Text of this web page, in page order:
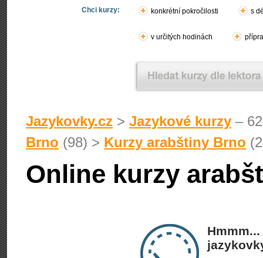
Chci kurzy: konkrétní pokročilosti s
v určitých hodinách
Jazykovky.cz > Jazykové kurzy –
Brno (98) > Kurzy arabštiny Brno
Online kurzy